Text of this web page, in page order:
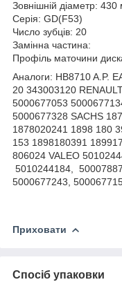
Зовнішній діаметр: 430
Серія: GD(F53)
Число зубців: 20
Замінна частина:
Профіль маточини
Аналоги: HB8710 A.P.
20 343003120
5000677053
5000677328 SACHS
1878020241 1898 180
153 1898180391
806024 VALEO
5010244184,
5000677243,
Приховати
Спосіб упаковки